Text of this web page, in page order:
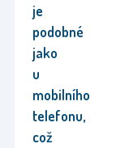
je
podobné
jako
u
mobilního
telefonu,
což